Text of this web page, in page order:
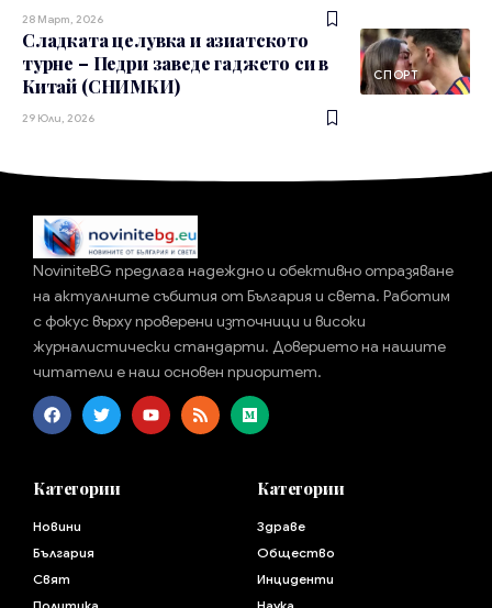
28 Март, 2026
СПОРТ
Сладката целувка и азиатското
турне – Педри заведе гаджето си в
Китай (СНИМКИ)
29 Юли, 2026
NoviniteBG предлага надеждно и обективно отразяване
на актуалните събития от България и света. Работим
с фокус върху проверени източници и високи
журналистически стандарти. Доверието на нашите
читатели е наш основен приоритет.
Категории
Новини
България
Свят
Категории
Здраве
Общество
Инциденти